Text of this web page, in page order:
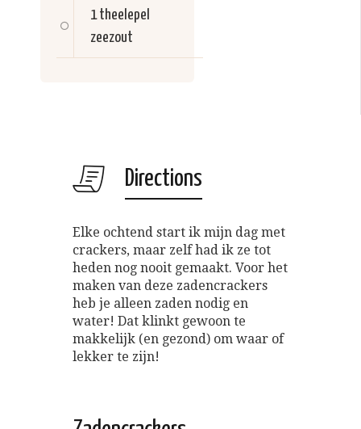
1 theelepel
zeezout
Directions
Elke ochtend start ik mijn dag met
crackers, maar zelf had ik ze tot
heden nog nooit gemaakt. Voor het
maken van deze zadencrackers
heb je alleen zaden nodig en
water! Dat klinkt gewoon te
makkelijk (en gezond) om waar of
lekker te zijn!